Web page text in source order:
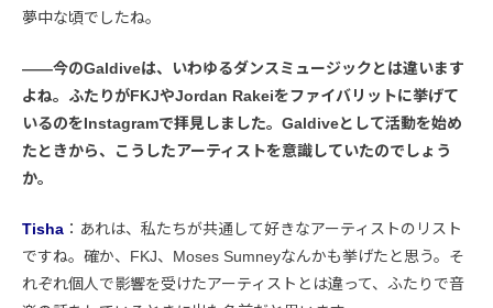
夢中な頃でしたね。
――今のGaldiveは、いわゆるダンスミュージックとは違います
よね。ふたりがFKJやJordan Rakeiをファイバリットに挙げて
いるのをInstagramで拝見しました。Galdiveとして活動を始め
たときから、こうしたアーティストを意識していたのでしょう
か。
Tisha ：あれは、私たちが共通して好きなアーティストのリスト
ですね。確か、FKJ、Moses Sumneyなんかも挙げたと思う。そ
れぞれ個人で影響を受けたアーティストとは違って、ふたりで音